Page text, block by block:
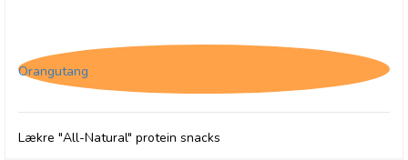
Orangutang
Lækre "All-Natural" protein snacks